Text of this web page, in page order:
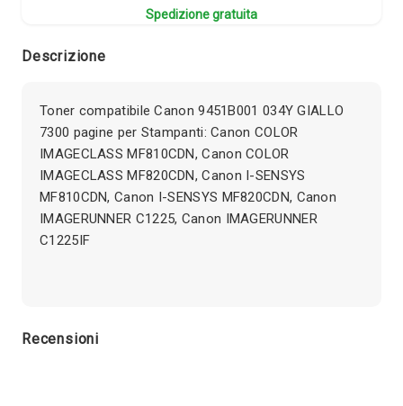
Spedizione gratuita
Descrizione
Toner compatibile Canon 9451B001 034Y GIALLO
7300 pagine per Stampanti: Canon COLOR
IMAGECLASS MF810CDN, Canon COLOR
IMAGECLASS MF820CDN, Canon I-SENSYS
MF810CDN, Canon I-SENSYS MF820CDN, Canon
IMAGERUNNER C1225, Canon IMAGERUNNER
C1225IF
Recensioni